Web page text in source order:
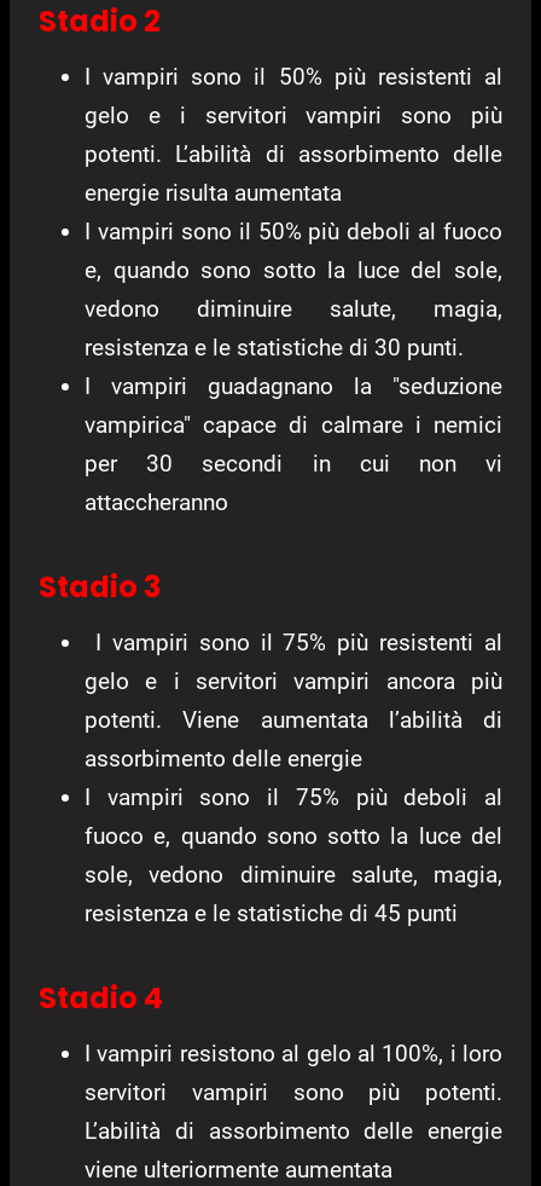
Stadio 2
I vampiri sono il 50% più resistenti al
gelo e i servitori vampiri sono più
potenti. L’abilità di assorbimento delle
energie risulta aumentata
I vampiri sono il 50% più deboli al fuoco
e, quando sono sotto la luce del sole,
vedono diminuire salute, magia,
resistenza e le statistiche di 30 punti.
I vampiri guadagnano la "seduzione
vampirica" capace di calmare i nemici
per 30 secondi in cui non vi
attaccheranno
Stadio 3
I vampiri sono il 75% più resistenti al
gelo e i servitori vampiri ancora più
potenti. Viene aumentata l’abilità di
assorbimento delle energie
I vampiri sono il 75% più deboli al
fuoco e, quando sono sotto la luce del
sole, vedono diminuire salute, magia,
resistenza e le statistiche di 45 punti
Stadio 4
I vampiri resistono al gelo al 100%, i loro
servitori vampiri sono più potenti.
L’abilità di assorbimento delle energie
viene ulteriormente aumentata